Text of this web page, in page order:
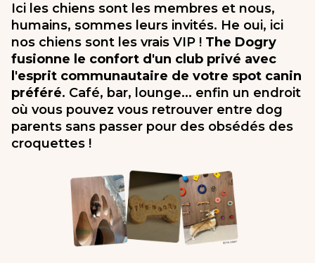
Ici les chiens sont les membres et nous,
humains, sommes leurs invités. He oui, ici
nos chiens sont les vrais VIP ! The Dogry
fusionne le confort d'un club privé avec
l'esprit communautaire de votre spot canin
préféré. Café, bar, lounge... enfin un endroit
où vous pouvez vous retrouver entre dog
parents sans passer pour des obsédés des
croquettes !